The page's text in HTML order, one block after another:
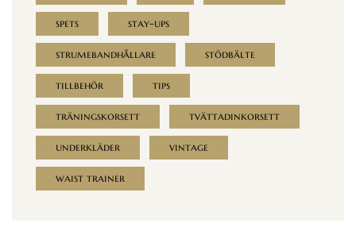
spets stay-ups
strumebandhållare stödbälte
tillbehör tips
träningskorsett tvättadinkorsett
underkläder vintage
waist trainer